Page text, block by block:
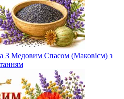
З Медовим Спасом (Маковієм) з